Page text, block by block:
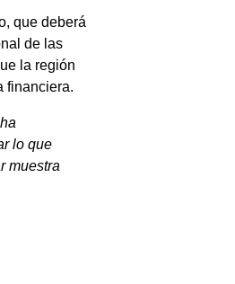
que deberá
de las
la región
financiera.
lo que
muestra